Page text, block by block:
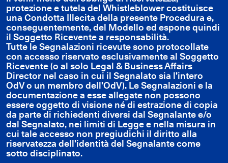
protezione e tutela del Whistleblower costituisce
una Condotta Illecita della presente Procedura e,
conseguentemente, del Modello ed espone quindi
il Soggetto Ricevente a responsabilità.
Tutte le Segnalazioni ricevute sono protocollate
con accesso riservato esclusivamente al Soggetto
Ricevente (o al solo Legal & Business Affairs
Director nel caso in cui il Segnalato sia l’intero
OdV o un membro dell’OdV). Le Segnalazioni e la
documentazione a esse allegate non possono
essere oggetto di visione né di estrazione di copia
da parte di richiedenti diversi dal Segnalante e/o
dal Segnalato, nei limiti di Legge e nella misura in
cui tale accesso non pregiudichi il diritto alla
riservatezza dell’identità del Segnalante come
sotto disciplinato.